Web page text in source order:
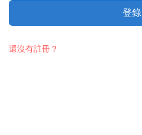
登錄
還沒有註冊？